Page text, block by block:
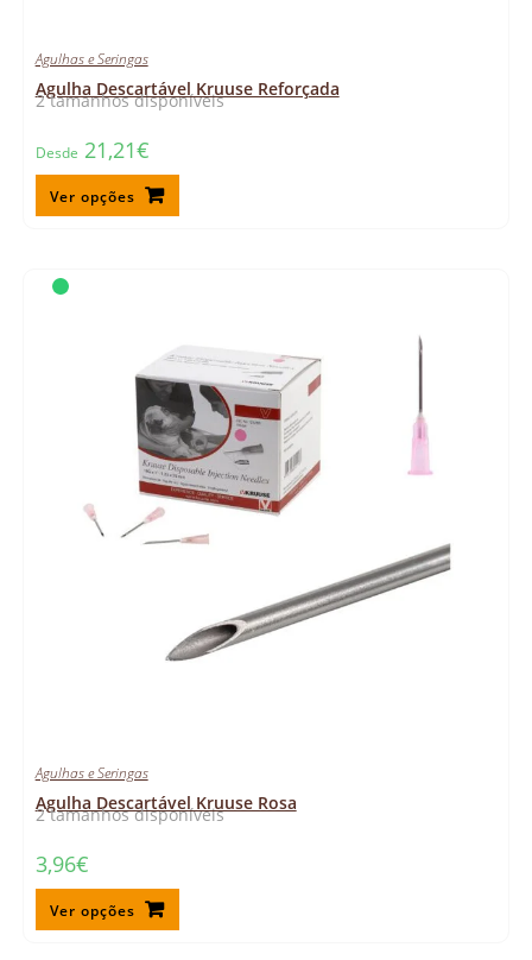
2 tamanhos disponíveis
Agulhas e Seringas
Agulha Descartável Kruuse Reforçada
Desde 21,21€
Ver opções
2 tamanhos disponíveis
Agulhas e Seringas
Agulha Descartável Kruuse Rosa
3,96€
Ver opções